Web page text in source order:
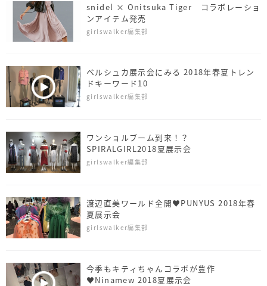
snidel × Onitsuka Tiger コラボレーショ
ンアイテム発売
girlswalker編集部
ベルシュカ展示会にみる 2018年春夏トレン
ドキーワード10
girlswalker編集部
ワンショルブーム到来！？
SPIRALGIRL2018夏展示会
girlswalker編集部
渡辺直美ワールド全開♥PUNYUS 2018年春
夏展示会
girlswalker編集部
今季もキティちゃんコラボが豊作
♥Ninamew 2018夏展示会